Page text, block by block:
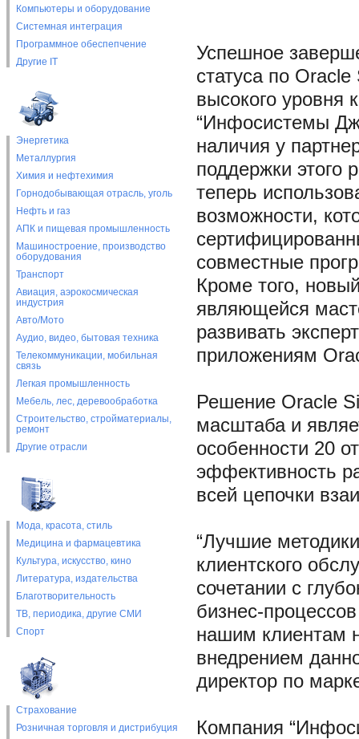
Компьютеры и оборудование
Системная интеграция
Программное обеспепчение
Другие IT
Энергетика
Металлургия
Химия и нефтехимия
Горнодобывающая отрасль, уголь
Нефть и газ
АПК и пищевая промышленность
Машиностроение, производство
оборудования
Транспорт
Авиация, аэрокосмическая
индустрия
Авто/Мото
Аудио, видео, бытовая техника
Телекоммуникации, мобильная
связь
Легкая промышленность
Мебель, лес, деревообработка
Строительство, стройматериалы,
ремонт
Другие отрасли
Мода, красота, стиль
Медицина и фармацевтика
Культура, искусство, кино
Литература, издательства
Благотворительность
ТВ, периодика, другие СМИ
Спорт
Страхование
Розничная торговля и дистрибуция
Успешное
статуса по
высокого уровня
“Инфосистемы
наличия у
поддержки
теперь
возможности,
совместные
Кроме того,
являющейся
развивать
приложениям
Решение Oracle
масштаба и
особенности 20
эффективность
всей цепочки
“Лучшие
клиентского
сочетании с
бизнес-
нашим клиентам
внедрением
директор по
Компания